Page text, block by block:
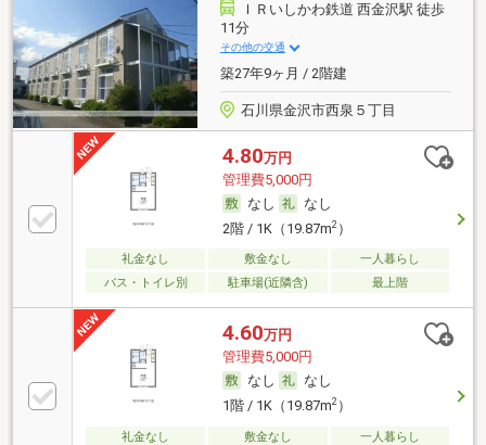
ＩＲいしかわ鉄道 西金沢駅 徒歩
11分
その他の交通
築27年9ヶ月 / 2階建
石川県金沢市西泉５丁目
4.80万円
管理費5,000円
なし
なし
2階 / 1K（19.87m2）
礼金なし 敷金なし
一人暮らし
バス・トイレ別
駐車場(近隣含) 最上階
4.60万円
管理費5,000円
なし
なし
1階 / 1K（19.87m2）
礼金なし 敷金なし
一人暮らし